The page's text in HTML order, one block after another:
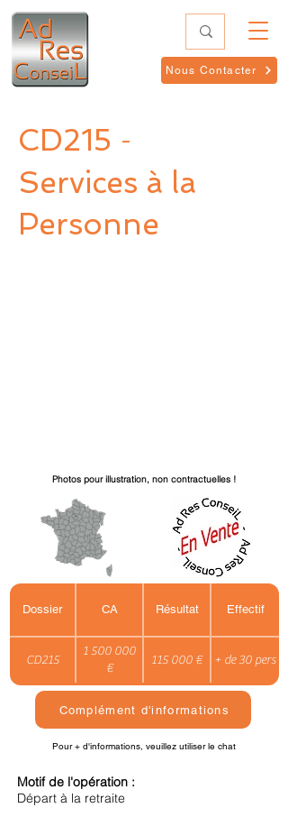
Nous Contacter
CD215 -
Services à la
Personne
Photos pour illustration, non contractuelles !
Dossier CA Résultat Effectif
CD215
1 500 000
€
115 000 € + de 30 pers
Complément d'informations
Pour + d'informations, veuillez utiliser le chat
Motif de l'opération :
Départ à la retraite